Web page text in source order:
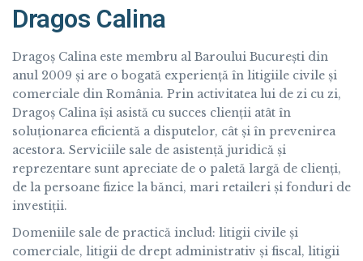
Dragos Calina
Dragoș Calina este membru al Baroului București din
anul 2009 și are o bogată experiență în litigiile civile și
comerciale din România. Prin activitatea lui de zi cu zi,
Dragoș Calina își asistă cu succes clienții atât în
soluționarea eficientă a disputelor, cât și în prevenirea
acestora. Serviciile sale de asistență juridică și
reprezentare sunt apreciate de o paletă largă de clienți,
de la persoane fizice la bănci, mari retaileri și fonduri de
investiții.
Domeniile sale de practică includ: litigii civile și
comerciale, litigii de drept administrativ și fiscal, litigii